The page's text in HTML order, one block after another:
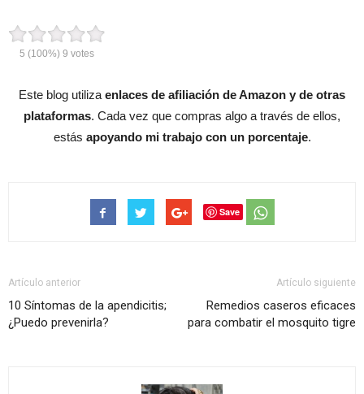
5 (100%) 9 votes
Este blog utiliza enlaces de afiliación de Amazon y de otras
plataformas. Cada vez que compras algo a través de ellos,
estás apoyando mi trabajo con un porcentaje.
Save
Artículo anterior
10 Síntomas de la apendicitis;
¿Puedo prevenirla?
Artículo siguiente
Remedios caseros eficaces
para combatir el mosquito tigre